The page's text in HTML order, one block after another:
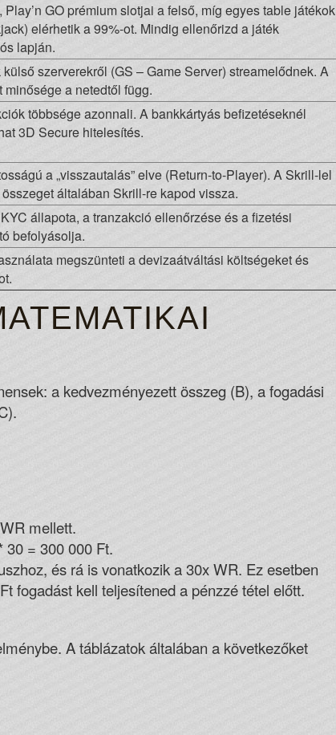
Play’n GO prémium slotjai a felső, míg egyes table játékok
elérhetik a 99%-ot. Mindig ellenőrizd a játék
lapján.
szerverekről (GS – Game Server) streamelődnek. A
minősége a netedtől függ.
többsége azonnali. A bankkártyás befizetéseknél
3D Secure hitelesítés.
a „visszautalás” elve (Return-to-Player). A Skrill-lel
általában Skrill-re kapod vissza.
állapota, a tranzakció ellenőrzése és a fizetési
befolyásolja.
megszünteti a devizaátváltási költségeket és
a kedvezményezett összeg (B), a fogadási
mellett.
30 = 300 000 Ft.
és rá is vonatkozik a 30x WR. Ez esetben
fogadást kell teljesítened a pénzzé tétel előtt.
A táblázatok általában a következőket